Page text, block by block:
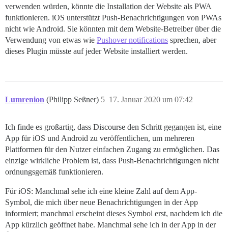
verwenden würden, könnte die Installation der Website als PWA
funktionieren. iOS unterstützt Push-Benachrichtigungen von PWAs
nicht wie Android. Sie könnten mit dem Website-Betreiber über die
Verwendung von etwas wie Pushover notifications sprechen, aber
dieses Plugin müsste auf jeder Website installiert werden.
Lumrenion (Philipp Seßner) 17. Januar 2020 um 07:42
5
Ich finde es großartig, dass Discourse den Schritt gegangen ist, eine
App für iOS und Android zu veröffentlichen, um mehreren
Plattformen für den Nutzer einfachen Zugang zu ermöglichen. Das
einzige wirkliche Problem ist, dass Push-Benachrichtigungen nicht
ordnungsgemäß funktionieren.
Für iOS: Manchmal sehe ich eine kleine Zahl auf dem App-
Symbol, die mich über neue Benachrichtigungen in der App
informiert; manchmal erscheint dieses Symbol erst, nachdem ich die
App kürzlich geöffnet habe. Manchmal sehe ich in der App in der